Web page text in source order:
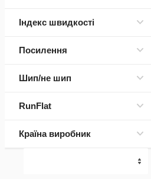
Індекс швидкості
Посилення
Шип/не шип
RunFlat
Країна виробник